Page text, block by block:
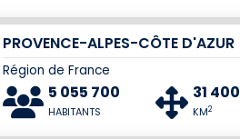
PROVENCE-ALPES-CÔTE D'AZUR
Région de France
5 055 700
HABITANTS
31 400
KM2